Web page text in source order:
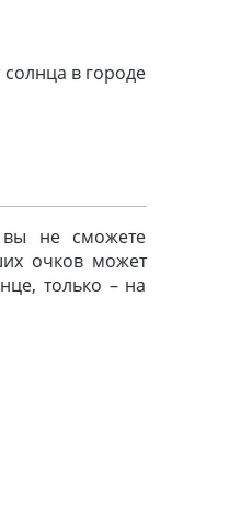
в городе
не сможете
очков может
только – на